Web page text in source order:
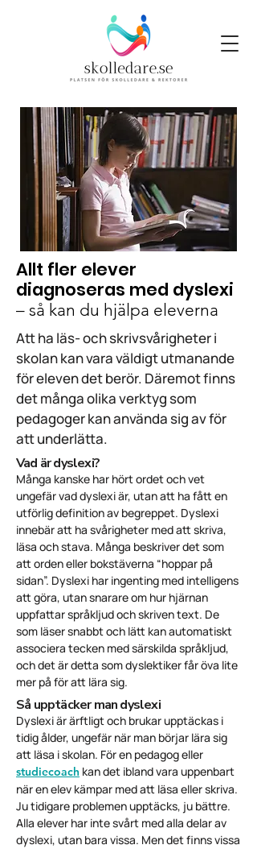
Allt fler elever
diagnoseras med dyslexi
– så kan du hjälpa eleverna
Att ha läs- och skrivsvårigheter i
skolan kan vara väldigt utmanande
för eleven det berör. Däremot finns
det många olika verktyg som
pedagoger kan använda sig av för
att underlätta.
Vad är dyslexi?
Många kanske har hört ordet och vet
ungefär vad dyslexi är, utan att ha fått en
utförlig definition av begreppet. Dyslexi
innebär att ha svårigheter med att skriva,
läsa och stava. Många beskriver det som
att orden eller bokstäverna “hoppar på
sidan”. Dyslexi har ingenting med intelligens
att göra, utan snarare om hur hjärnan
uppfattar språkljud och skriven text. De
som läser snabbt och lätt kan automatiskt
associera tecken med särskilda språkljud,
och det är detta som dyslektiker får öva lite
mer på för att lära sig.
Så upptäcker man dyslexi
Dyslexi är ärftligt och brukar upptäckas i
tidig ålder, ungefär när man börjar lära sig
att läsa i skolan. För en pedagog eller
studiecoach kan det ibland vara uppenbart
när en elev kämpar med att läsa eller skriva.
Ju tidigare problemen upptäcks, ju bättre.
Alla elever har inte svårt med alla delar av
dyslexi, utan bara vissa. Men det finns vissa